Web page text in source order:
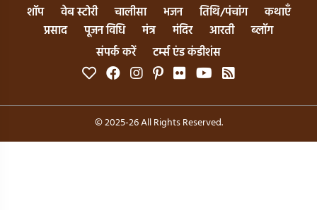
शॉप वेब स्टोरी चालीसा भजन तिथि/पंचांग
कथाएँ
प्रसाद
पूजन विधि मंत्र मंदिर आरती
ब्लॉग
संपर्क करें
टर्म्स एंड कंडीशंस
© 2025-26 All Rights Reserved.